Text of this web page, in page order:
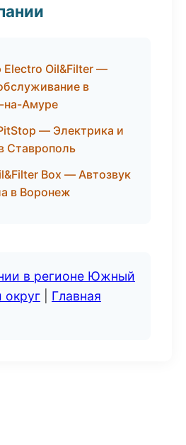
Electro Oil&Filter —
в
на-Амуре
— Электрика и
Ставрополь
Box — Автозвук
в Воронеж
в регионе Южный
округ
Главная